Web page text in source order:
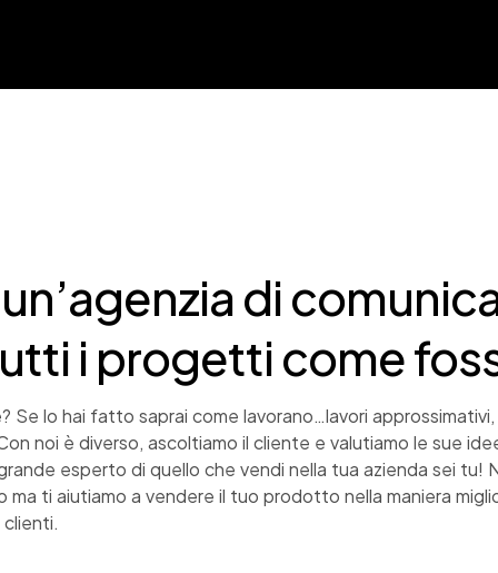
di
i progetti come
Se lo hai fatto saprai come lavorano…lavori
noi è diverso, ascoltiamo il cliente e valutiamo le sue
esperto di quello che vendi nella tua azienda sei tu!
ti aiutiamo a vendere il tuo prodotto nella maniera